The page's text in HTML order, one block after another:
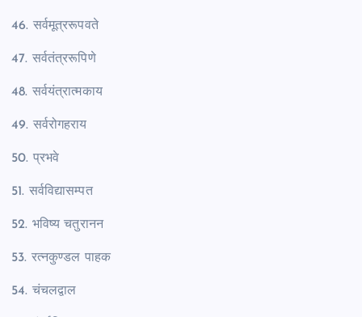
46. सर्वमूत्ररूपवते
47. सर्वतंत्ररूपिणे
48. सर्वयंत्रात्मकाय
49. सर्वरोगहराय
50. प्रभवे
51. सर्वविद्यासम्पत
52. भविष्य चतुरानन
53. रत्नकुण्डल पाहक
54. चंचलद्वाल